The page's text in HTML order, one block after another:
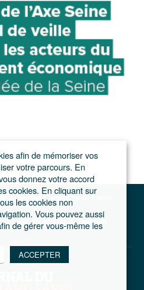
du développement de l'Ile-de-France
fil rouge des activités du Pavillon de
afin de mémoriser vos
votre parcours. En
donnez votre accord
cookies. En cliquant sur
les cookies non
Vous pouvez aussi
de gérer vous-même les
ACCEPTER